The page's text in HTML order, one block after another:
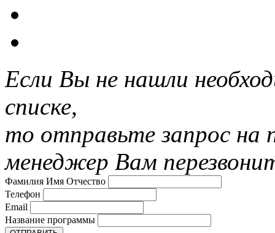
Если Вы не нашли
списке,
то отправьте запрос на
менеджер Вам
Фамилия Имя Отчество
Телефон
Email
Название программы